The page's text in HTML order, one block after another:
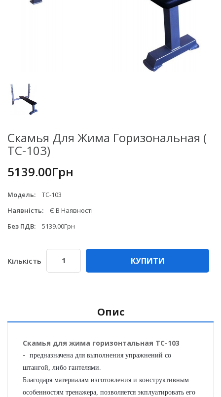
Скамья Для Жима Горизональная (
ТС-103)
5139.00Грн
Модель:
ТС-103
Наявність:
Є В Наявності
Без ПДВ:
5139.00Грн
Кількість КУПИТИ
Опис
Скамья для жима горизонтальная ТC-103
- предназначена для выполнения упражнений со
штангой, либо гантелями.
Благодаря материалам изготовления и конструктивным
особенностям тренажера, позволяется экплуатировать его